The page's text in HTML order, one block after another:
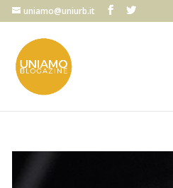
uniamo@uniurb.it